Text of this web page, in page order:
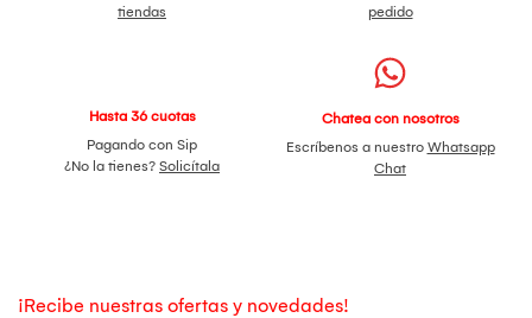
tiendas
pedido
Hasta 36 cuotas
Pagando con Sip
¿No la tienes? Solicítala
Chatea con nosotros
Escríbenos a nuestro Whatsapp
Chat
¡Recibe nuestras ofertas y novedades!